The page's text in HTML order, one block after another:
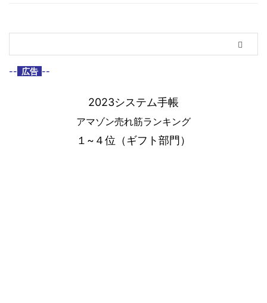
-- 広告 --
2023システム手帳
アマゾン売れ筋ランキング
１~４位（ギフト部門）